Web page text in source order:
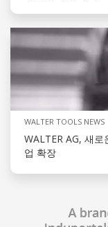
WALTER TOOLS NEWS
WALTER AG, 새로
업 확장